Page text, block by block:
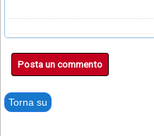
Posta un commento
Torna su